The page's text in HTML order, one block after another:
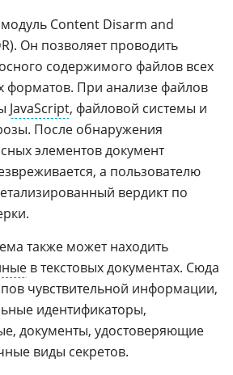
Content Disarm and
Он позволяет проводить
содержимого файлов всех
форматов. При анализе файлов
JavaScript, файловой системы и
После обнаружения
элементов документ
а пользователю
вердикт по
также может находить
в текстовых документах. Сюда
чувствительной информации,
идентификаторы,
документы, удостоверяющие
виды секретов.